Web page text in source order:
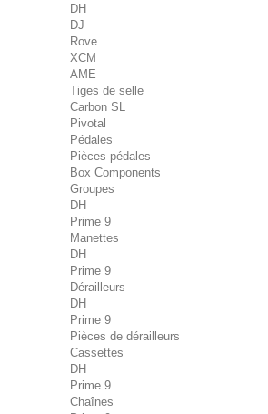
DH
DJ
Rove
XCM
AME
Tiges de selle
Carbon SL
Pivotal
Pédales
Pièces pédales
Box Components
Groupes
DH
Prime 9
Manettes
DH
Prime 9
Dérailleurs
DH
Prime 9
Pièces de dérailleurs
Cassettes
DH
Prime 9
Chaînes